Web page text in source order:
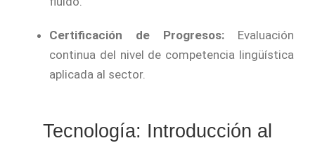
Certificación de Progresos: Evaluación
continua del nivel de competencia lingüística
aplicada al sector.
Tecnología: Introducción al